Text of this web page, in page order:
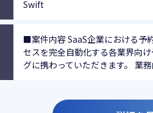
Swift
■案件内容 SaaS企業における予
セスを完全自動化する各業界向
グに携わっていただきます。 業